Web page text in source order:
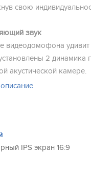
свою
звук
видеодомофона
2 динамика
акустической камере.
этому,
в ĸачестве
любимые mp3
IPS экран 16:9